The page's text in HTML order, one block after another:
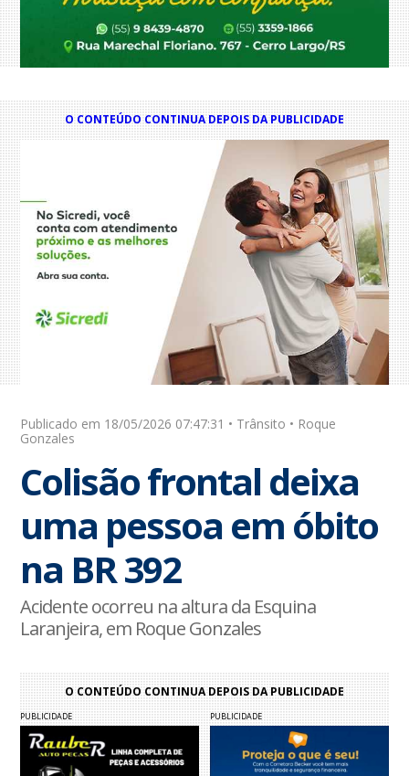
O CONTEÚDO CONTINUA DEPOIS DA PUBLICIDADE
Publicado em 18/05/2026 07:47:31 • Trânsito • Roque
Gonzales
Colisão frontal deixa
uma pessoa em óbito
na BR 392
Acidente ocorreu na altura da Esquina
Laranjeira, em Roque Gonzales
O CONTEÚDO CONTINUA DEPOIS DA PUBLICIDADE
PUBLICIDADE PUBLICIDADE